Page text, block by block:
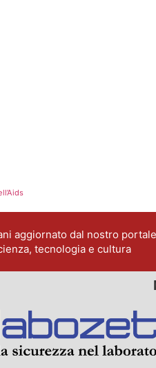
aggiornato dal nostro portale
tecnologia e cultura